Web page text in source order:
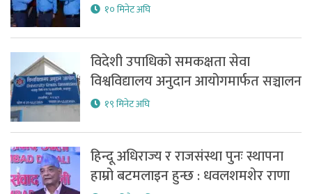
१० मिनेट अघि
विदेशी उपाधिको समकक्षता सेवा
विश्वविद्यालय अनुदान आयोगमार्फत सञ्चालन
१९ मिनेट अघि
हिन्दू अधिराज्य र राजसंस्था पुनः स्थापना
हाम्रो बटमलाइन हुन्छ : धवलशमशेर राणा